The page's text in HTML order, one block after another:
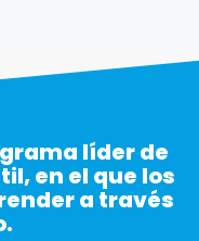
líder de
en el que los
a través